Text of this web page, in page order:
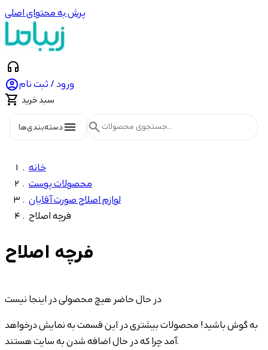
پرش به محتوای اصلی
headphones
ورود / ثبت نام
 سبد خرید
menuدسته‌بندی‌ها search
خانه
محصولات پوست
لوازم اصلاح صورت آقایان
فرچه اصلاح
فرچه اصلاح
در حال حاضر هیچ محصولی در اینجا نیست
به گوش باشید! محصولات بیشتری در این قسمت به نمایش درخواهد
آمد چرا که در حال اضافه شدن به سایت هستند.